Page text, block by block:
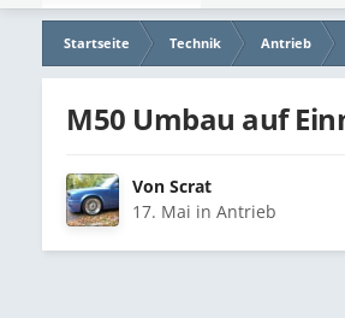
Startseite Technik Antrieb
M50 Umbau auf
VonScrat
17. Mai inAntrieb